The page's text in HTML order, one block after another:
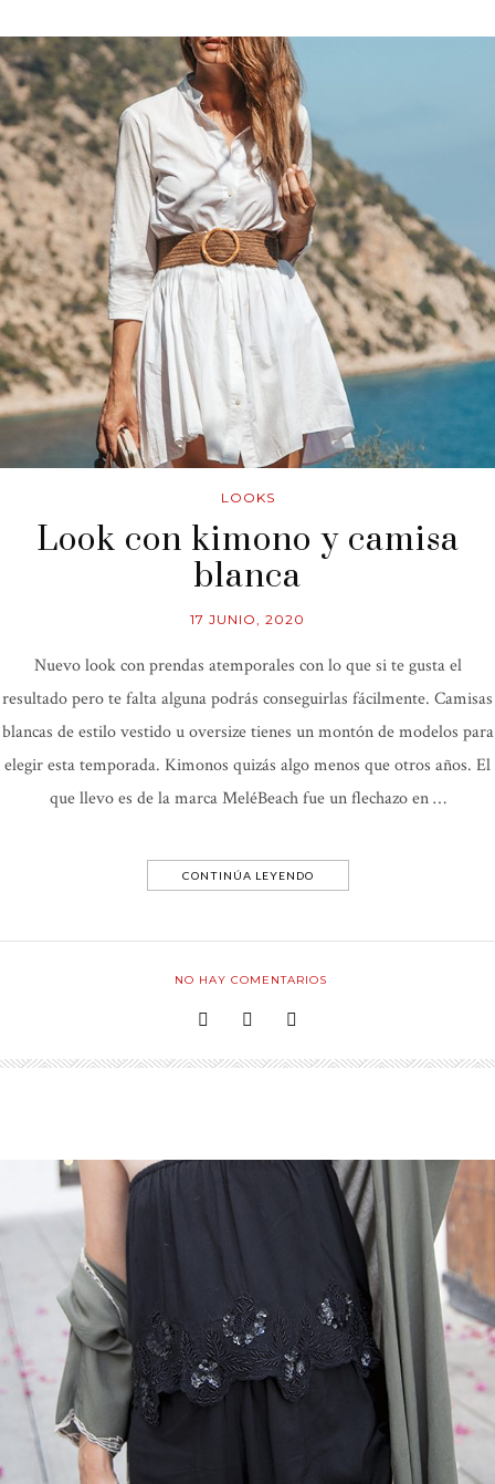
LOOKS
Look con kimono y camisa
blanca
17 JUNIO, 2020
Nuevo look con prendas atemporales con lo que si te gusta el
resultado pero te falta alguna podrás conseguirlas fácilmente. Camisas
blancas de estilo vestido u oversize tienes un montón de modelos para
elegir esta temporada. Kimonos quizás algo menos que otros años. El
que llevo es de la marca MeléBeach fue un flechazo en …
CONTINÚA LEYENDO
NO HAY COMENTARIOS